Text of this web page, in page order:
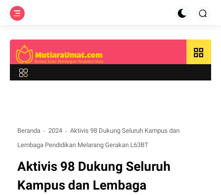
grid_view
Beranda 2024
Aktivis 98 Dukung Seluruh Kampus dan
Lembaga Pendidikan Melarang Gerakan L63BT
Aktivis 98 Dukung Seluruh
Kampus dan Lembaga